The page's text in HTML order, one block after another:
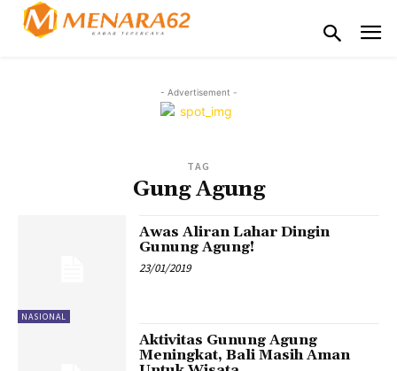
- Advertisement -
TAG
Gung Agung
NASIONAL
Awas Aliran Lahar Dingin
Gunung Agung!
23/01/2019
Aktivitas Gunung Agung
Meningkat, Bali Masih Aman